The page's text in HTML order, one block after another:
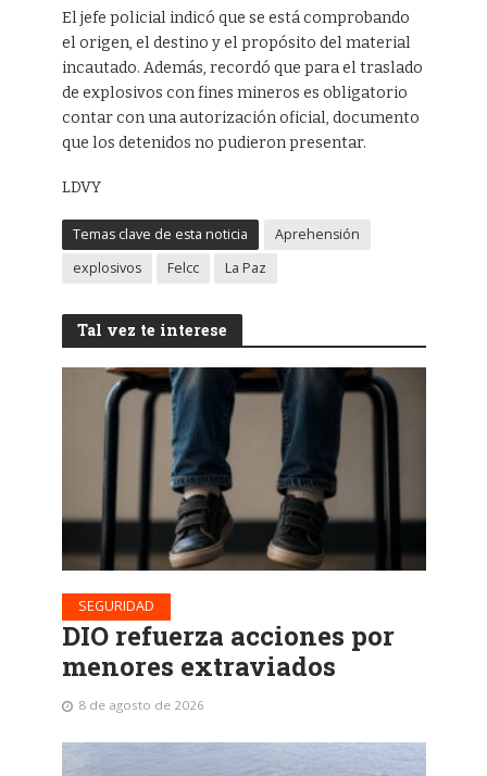
El jefe policial indicó que se está comprobando
el origen, el destino y el propósito del material
incautado. Además, recordó que para el traslado
de explosivos con fines mineros es obligatorio
contar con una autorización oficial, documento
que los detenidos no pudieron presentar.
LDVY
Temas clave de esta noticia
Aprehensión
explosivos
Felcc La Paz
Tal vez te interese
SEGURIDAD
DIO refuerza acciones por
menores extraviados
8 de agosto de 2026